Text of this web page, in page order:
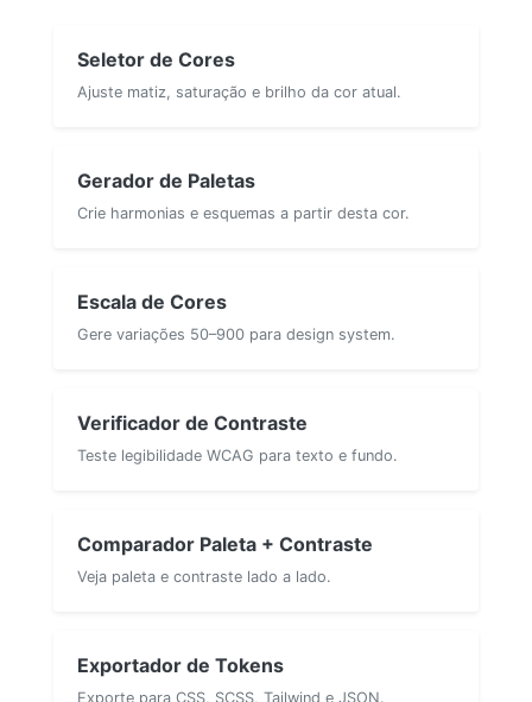
Seletor de Cores
Ajuste matiz, saturação e brilho da cor atual.
Gerador de Paletas
Crie harmonias e esquemas a partir desta cor.
Escala de Cores
Gere variações 50–900 para design system.
Verificador de Contraste
Teste legibilidade WCAG para texto e fundo.
Comparador Paleta + Contraste
Veja paleta e contraste lado a lado.
Exportador de Tokens
Exporte para CSS, SCSS, Tailwind e JSON.